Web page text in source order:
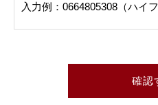
入力例：0664805308（ハイフ
確認